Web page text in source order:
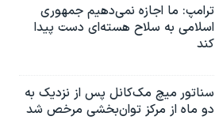
ترامپ: ما اجازه نمی‌دهیم جمهوری
اسلامی به سلاح هسته‌ای دست پیدا
کند
سناتور میچ مک‌کانل پس از نزدیک به
دو ماه از مرکز توان‌بخشی مرخص شد